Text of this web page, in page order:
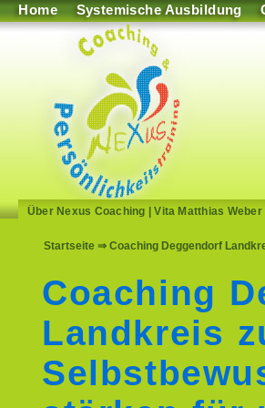
Home Systemische Ausbildung
Über Nexus Coaching |Vita Matthias Weber|
Startseite ⇒ Coaching Deggendorf
Coaching
Landkreis